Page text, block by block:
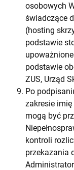
osobowych
świadczące
(hosting
podstawie
podstawie
ZUS, Urząd
Po
zakresie
mogą być
kontroli
przekazania